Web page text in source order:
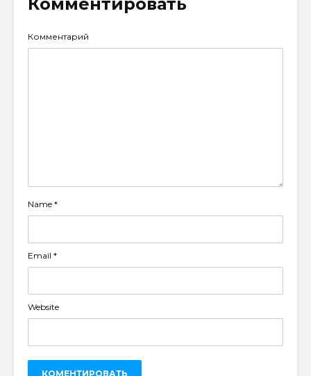
Комментарий
Name *
Email *
Website